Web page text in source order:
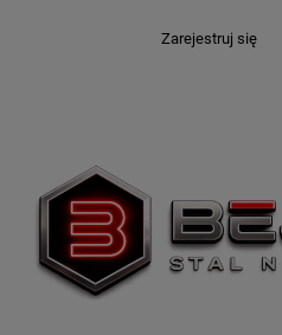
Zarejestruj się